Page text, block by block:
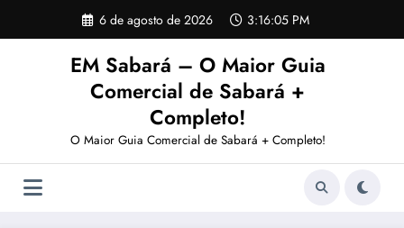
o
6 de agosto de 2026 3:16:06 PM
EM Sabará – O Maior Guia
Comercial de Sabará +
Completo!
O Maior Guia Comercial de Sabará + Completo!